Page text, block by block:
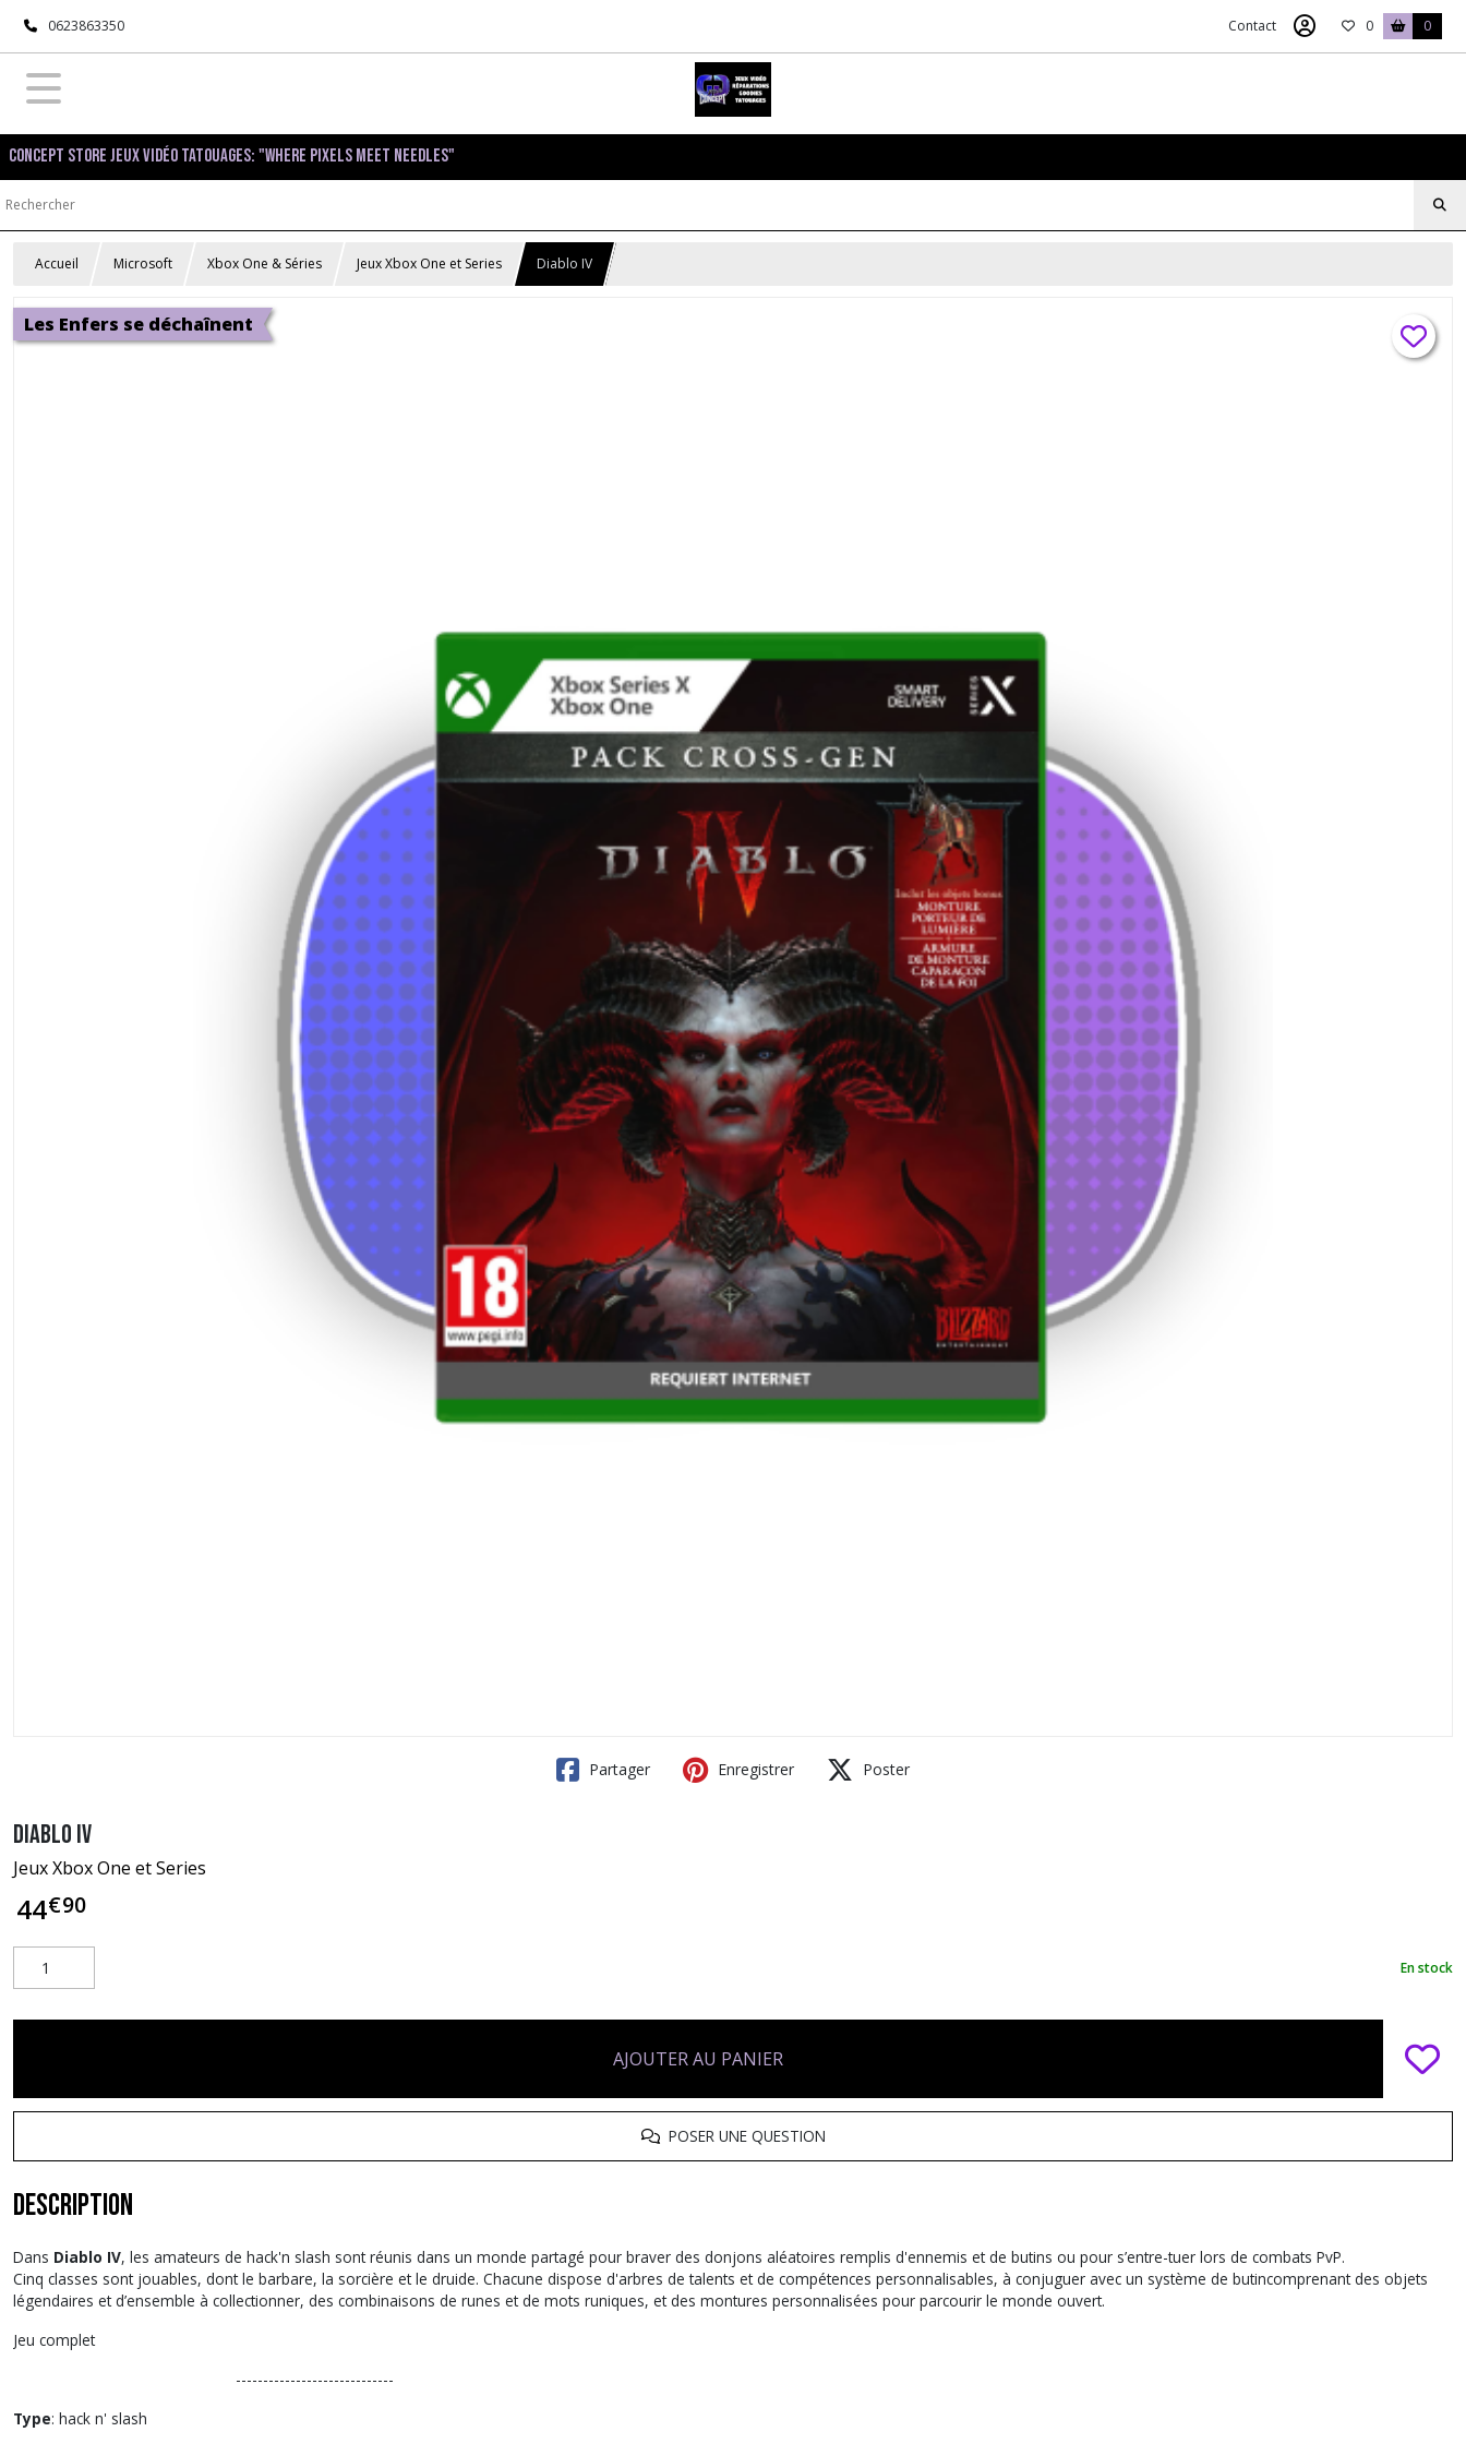
0623863350 Contact 0 0
Concept Store Jeux Vidéo Tatouages: "Where pixels meet needles"
Accueil Microsoft Xbox One & Séries Jeux Xbox One et Series Diablo IV
Les Enfers se déchaînent
Partager Enregistrer Poster
Diablo IV
Jeux Xbox One et Series
44€90
En stock
AJOUTER AU PANIER
POSER UNE QUESTION
Description
Dans Diablo IV, les amateurs de hack'n slash sont réunis dans un monde partagé pour braver des donjons aléatoires remplis d'ennemis et de butins ou pour s’entre-tuer lors de combats PvP.
Cinq classes sont jouables, dont le barbare, la sorcière et le druide. Chacune dispose d'arbres de talents et de compétences personnalisables, à conjuguer avec un système de butincomprenant des objets
légendaires et d’ensemble à collectionner, des combinaisons de runes et de mots runiques, et des montures personnalisées pour parcourir le monde ouvert.
Jeu complet
-----------------------------
Type: hack n' slash